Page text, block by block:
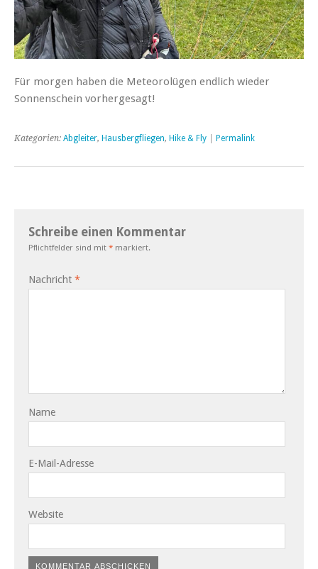
Für morgen haben die Meteorolügen endlich wieder
Sonnenschein vorhergesagt!
Kategorien: Abgleiter, Hausbergfliegen, Hike & Fly Permalink
Schreibe einen Kommentar
Pflichtfelder sind mit * markiert.
Nachricht *
Name
E-Mail-Adresse
Website